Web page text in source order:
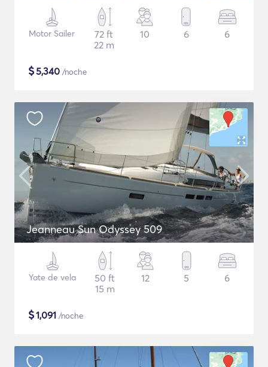
Motor Sailer
72 ft
22 m
10 6 6
$5,340 /noche
Jeanneau Sun Odyssey 509
Yate de vela
50 ft
15 m
12 5 6
$1,091 /noche